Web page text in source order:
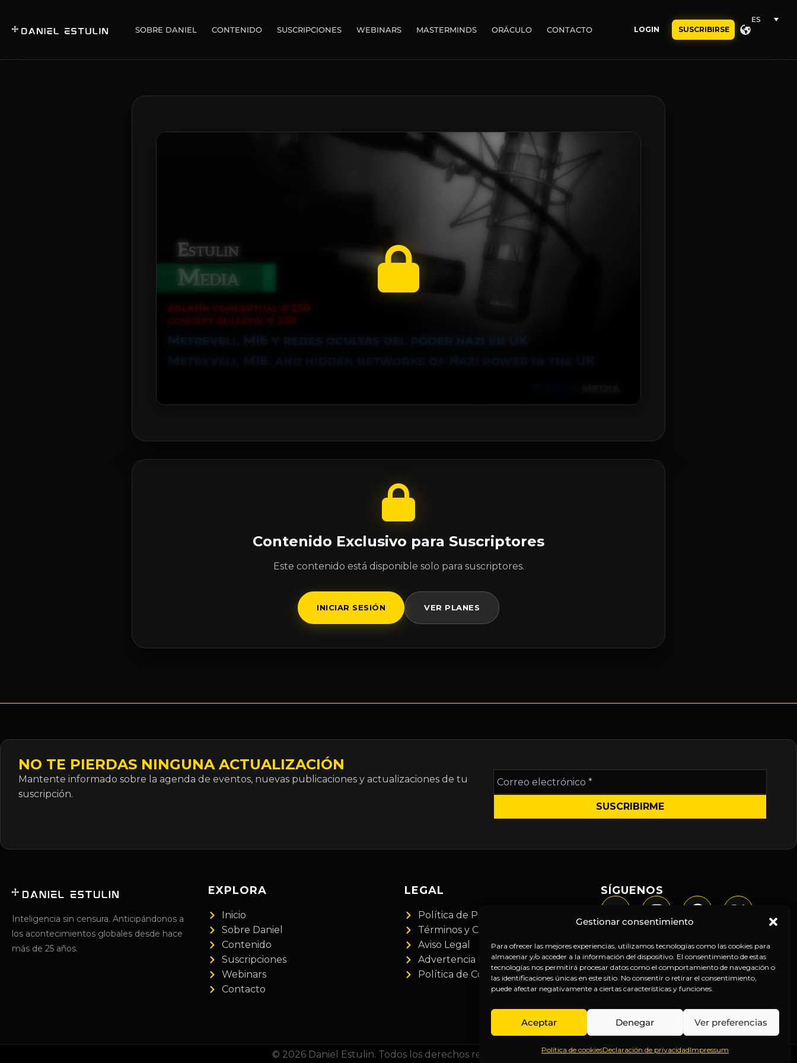
Gestionar consentimiento
Para ofrecer las mejores experiencias, utilizamos tecnologías como las cookies para
almacenar y/o acceder a la información del dispositivo. El consentimiento de estas
tecnologías nos permitirá procesar datos como el comportamiento de navegación o
las identificaciones únicas en este sitio. No consentir o retirar el consentimiento,
puede afectar negativamente a ciertas características y funciones.
Aceptar Denegar Ver preferencias
Política de cookiesDeclaración de privacidadImpressum
SOBRE DANIEL CONTENIDO SUSCRIPCIONES WEBINARS MASTERMINDS ORÁCULO CONTACTO LOGIN SUSCRIBIRSE
ES
Contenido Exclusivo para Suscriptores
Este contenido está disponible solo para suscriptores.
INICIAR SESIÓN VER PLANES
NO TE PIERDAS NINGUNA ACTUALIZACIÓN
Mantente informado sobre la agenda de eventos, nuevas publicaciones y actualizaciones de tu
suscripción.
Correo
electrónico
*
Inteligencia sin censura. Anticipándonos a
los acontecimientos globales desde hace
más de 25 años.
EXPLORA
Inicio
Sobre Daniel
Contenido
Suscripciones
Webinars
Contacto
LEGAL
Política de Privacidad
Términos y Condiciones
Aviso Legal
Advertencia Financiera
Política de Cookies
SÍGUENOS
© 2026 Daniel Estulin. Todos los derechos reservados.